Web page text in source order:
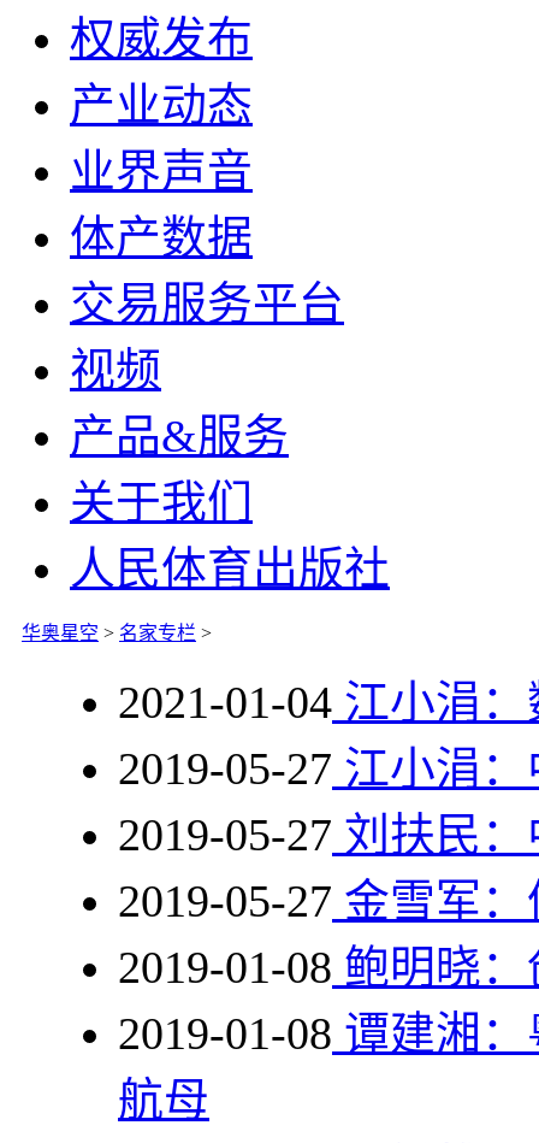
权威发布
产业动态
业界声音
体产数据
交易服务平台
视频
产品&服务
关于我们
人民体育出版社
华奥星空 > 名家专栏 >
2021-01-04 江小涓
2019-05-27 江小涓
2019-05-27 刘扶民
2019-05-27 金雪军
2019-01-08 鲍明晓
2019-01-08 谭建湘
航母